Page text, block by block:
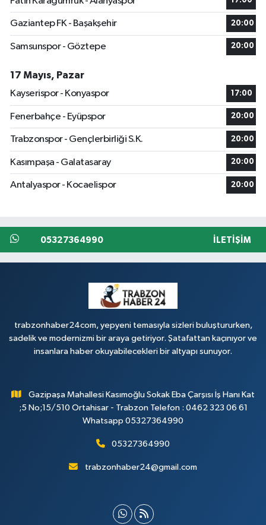
Gaziantep FK - Başakşehir 20:00
Samsunspor - Göztepe 20:00
17 Mayıs, Pazar
Kayserispor - Konyaspor
17:00
Fenerbahçe - Eyüpspor 20:00
Trabzonspor - Gençlerbirliği S.K. 20:00
Kasımpaşa - Galatasaray 20:00
Antalyaspor - Kocaelispor 20:00
05327364990 İLETIŞIM
trabzonhaber24com, yepyeni temasıyla sizleri buluştururken,
sadelik ve modernizmi bir araya getiriyor. Şatafattan kaçınıyor ve
insanlara haber okuyabilecekleri bir altyapı sunuyor.
Gazipaşa Mahallesi Kasımoğlu Sokak Eba Çarşısı İş Hanı Kat
;5 No;15/510 Ortahisar - Trabzon Telefon : 0462 323 06 61
Whatsapp 05327364990
05327364990
trabzonhaber24@gmail.com